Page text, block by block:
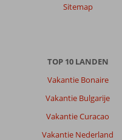
Sitemap
TOP 10 LANDEN
Vakantie Bonaire
Vakantie Bulgarije
Vakantie Curacao
Vakantie Nederland